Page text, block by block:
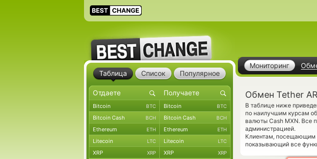
Мониторинг
Обмен Tether
В таблице ниже
по наилучшим курсам
валюты Cash MXN. Все
администрацией.
Клиентам, посещающим
показывающий все
Таблица Список Популярное
Bitcoin BTC Bitcoin BTC
Bitcoin Cash BCH Bitcoin Cash BCH
Ethereum ETH Ethereum ETH
Litecoin LTC Litecoin LTC
XRP XRP XRP XRP